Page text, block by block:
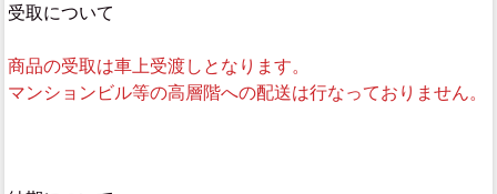
受取について
商品の受取は車上受渡しとなります。
マンションビル等の高層階への配送は行なっておりません。